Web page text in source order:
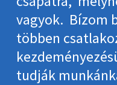
vagyok. Bízom
többen
tudják